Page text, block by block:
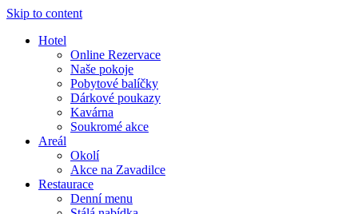
Skip to content
Hotel
Online Rezervace
Naše pokoje
Pobytové balíčky
Dárkové poukazy
Kavárna
Soukromé akce
Areál
Okolí
Akce na Zavadilce
Restaurace
Denní menu